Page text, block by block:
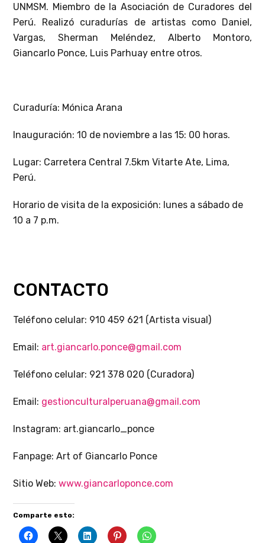
UNMSM. Miembro de la Asociación de Curadores del
Perú. Realizó curadurías de artistas como Daniel,
Vargas, Sherman Meléndez, Alberto Montoro,
Giancarlo Ponce, Luis Parhuay entre otros.
Curaduría: Mónica Arana
Inauguración: 10 de noviembre a las 15: 00 horas.
Lugar: Carretera Central 7.5km Vitarte Ate, Lima,
Perú.
Horario de visita de la exposición: lunes a sábado de
10 a 7 p.m.
CONTACTO
Teléfono celular: 910 459 621 (Artista visual)
Email: art.giancarlo.ponce@gmail.com
Teléfono celular: 921 378 020 (Curadora)
Email: gestionculturalperuana@gmail.com
Instagram: art.giancarlo_ponce
Fanpage: Art of Giancarlo Ponce
Sitio Web:www.giancarloponce.com
Comparte esto: